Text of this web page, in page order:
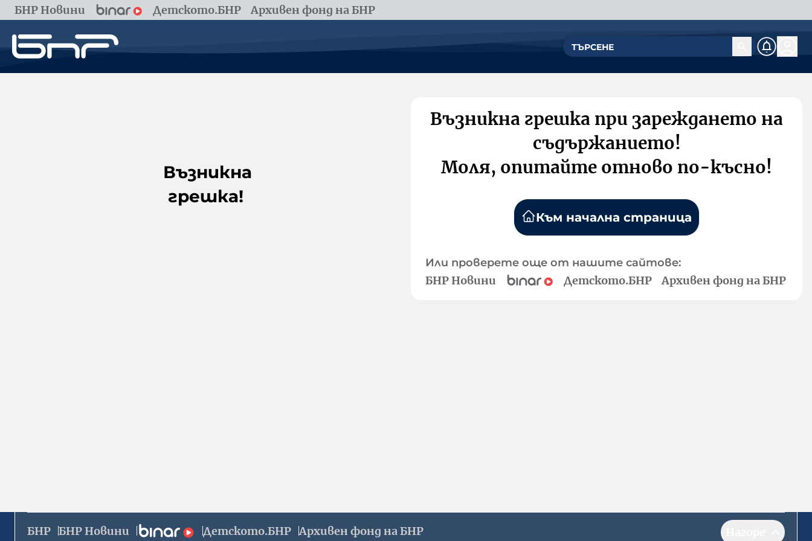
БНР Новини Детското.БНР Архивен фонд на БНР
Възникна
грешка!
Възникна грешка при зареждането на
съдържанието!
Моля, опитайте отново по-късно!
Към начална страница
Или проверете още от нашите сайтове:
БНР Новини Детското.БНР Архивен фонд на БНР
БНР БНР Новини Детското.БНР Архивен фонд на БНР